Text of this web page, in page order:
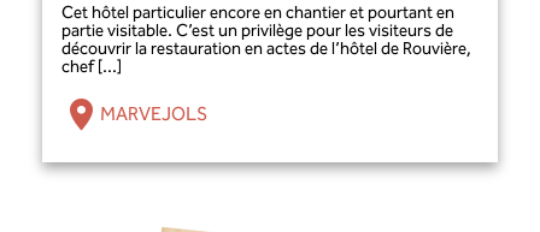
Cet hôtel particulier encore en chantier et pourtant en
partie visitable. C’est un privilège pour les visiteurs de
découvrir la restauration en actes de l’hôtel de Rouvière,
chef [...]
MARVEJOLS